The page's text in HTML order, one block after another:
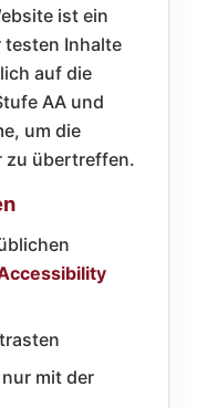
ist ein
Inhalte
auf die
AA und
um die
zu übertreffen.
mit der